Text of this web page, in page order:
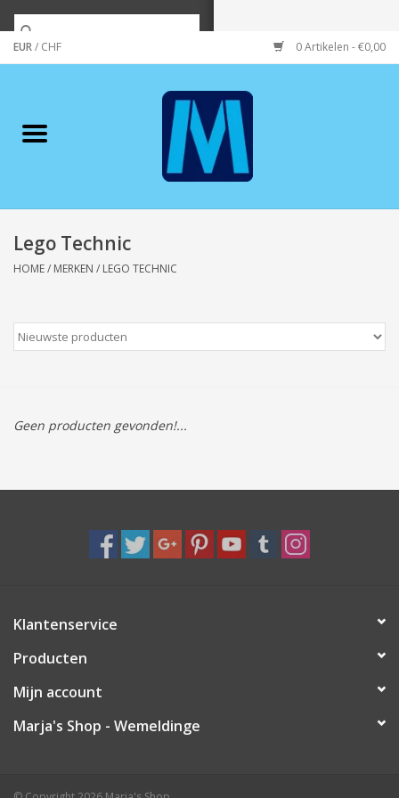
EUR/ CHF 0 Artikelen - €0,00
Merken
Wonen/koken/huishouden
Wenskaarten
Tassen/Portemonnee
Boeken
Speelgoed & hobby
Cadeau & feest
Contact/Locatie
Lego Technic
HOME/ MERKEN / LEGO TECHNIC
Geen producten gevonden!...
Klantenservice
Producten
Mijn account
Marja's Shop - Wemeldinge